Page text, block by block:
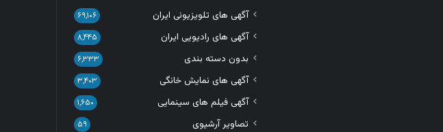
آگهی های تلویزیونی ایران ۶۹,۱۰۶
آگهی های رادیویی ایران ۸,۴۴۵
بدون دسته بندی ۶,۳۳۳
آگهی های نمایش خانگی ۳,۴۰۳
آگهی فیلم های سینمایی ۱,۶۵۰
تصاویر آرشیوی ۵۹